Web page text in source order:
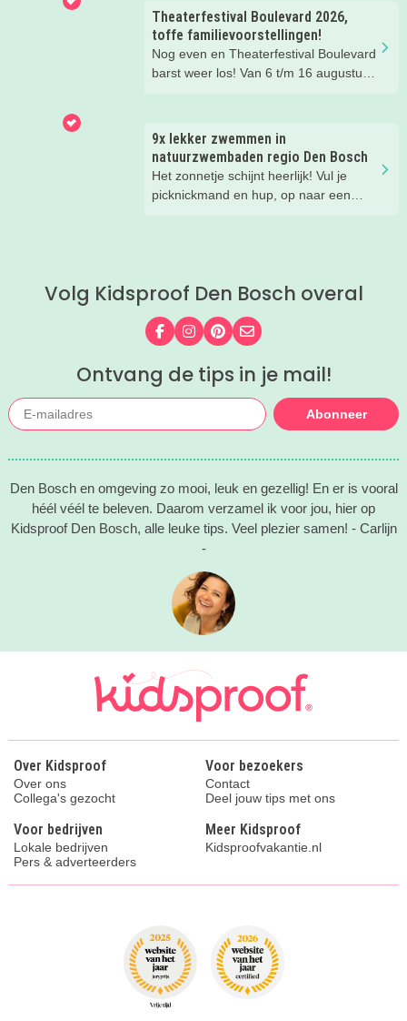
zomertips, een gratis bucketlist én
zelfs een exclusieve Kidsproof-deal
voor je verzameld.
Theaterfestival Boulevard 2026,
toffe familievoorstellingen!
Nog even en Theaterfestival Boulevard
barst weer los! Van 6 t/m 16 augustus
jeugdvoorstellingen, creatieve
workshops, straattheater en het
gezellige familieplein IK MAAK MEE.
Omdat er iedere dag zoveel te beleven
is, hebben wij de leukste tips per dag
9x lekker zwemmen in
natuurzwembaden regio Den Bosch
Het zonnetje schijnt heerlijk! Vul je
picknickmand en hup, op naar een
Tijd om lekker aftekoelen in het
Volg Kidsproof Den Bosch overal
Volg ons op Facebook
Volg ons op Instagram
Volg ons op Pinterest
Mail ons
Ontvang de tips in je mail!
Abonneer
Den Bosch en omgeving zo mooi, leuk en gezellig! En er is vooral
héél véél te beleven. Daarom verzamel ik voor jou, hier op
Kidsproof Den Bosch, alle leuke tips. Veel plezier samen! - Carlijn
-
Over Kidsproof
Over ons
Collega's gezocht
Voor bezoekers
Contact
Deel jouw tips met ons
Voor bedrijven
Lokale bedrijven
Pers & adverteerders
Meer Kidsproof
Kidsproofvakantie.nl